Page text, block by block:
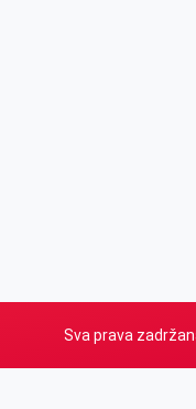
Sva prava